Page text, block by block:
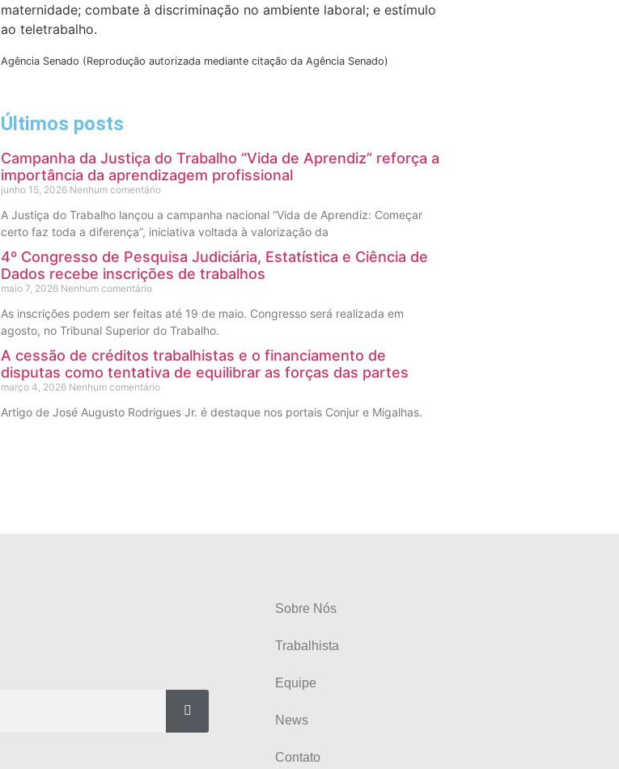
maternidade; combate à discriminação no ambiente laboral; e estímulo
ao teletrabalho.
Agência Senado (Reprodução autorizada mediante citação da Agência Senado)
Últimos posts
Campanha da Justiça do Trabalho “Vida de Aprendiz” reforça a
importância da aprendizagem profissional
junho 15, 2026 Nenhum comentário
A Justiça do Trabalho lançou a campanha nacional “Vida de Aprendiz: Começar
certo faz toda a diferença”, iniciativa voltada à valorização da
4º Congresso de Pesquisa Judiciária, Estatística e Ciência de
Dados recebe inscrições de trabalhos
maio 7, 2026 Nenhum comentário
As inscrições podem ser feitas até 19 de maio. Congresso será realizada em
agosto, no Tribunal Superior do Trabalho.
A cessão de créditos trabalhistas e o financiamento de
disputas como tentativa de equilibrar as forças das partes
março 4, 2026 Nenhum comentário
Artigo de José Augusto Rodrigues Jr. é destaque nos portais Conjur e Migalhas.
Sobre Nós
Trabalhista
Equipe
News
Contato